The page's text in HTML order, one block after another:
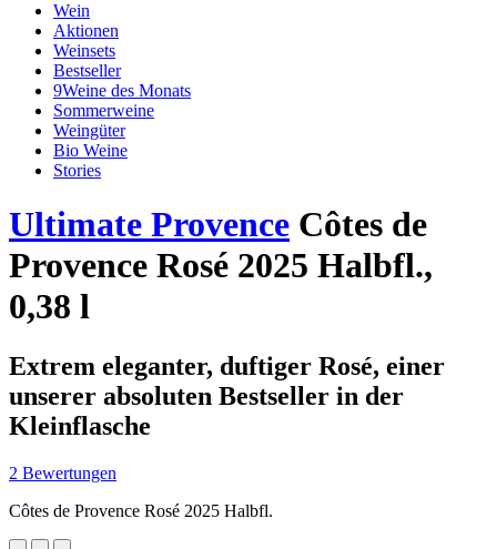
Wein
Aktionen
Weinsets
Bestseller
9Weine des Monats
Sommerweine
Weingüter
Bio Weine
Stories
Ultimate Provence Côtes de
Provence Rosé 2025 Halbfl.,
0,38 l
Extrem eleganter, duftiger Rosé, einer
unserer absoluten Bestseller in der
Kleinflasche
2 Bewertungen
Côtes de Provence Rosé 2025 Halbfl.